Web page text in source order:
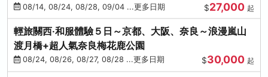
流水瀑布電扶梯
08/14, 08/24, 08/28, 09/04 ...更多日期 $27,000 起
輕旅關西‧和服體驗５日～京都、大阪、奈良～浪漫嵐山
渡月橋+超人氣奈良梅花鹿公園
08/24, 08/26, 08/27, 08/28 ...更多日期 $30,000 起